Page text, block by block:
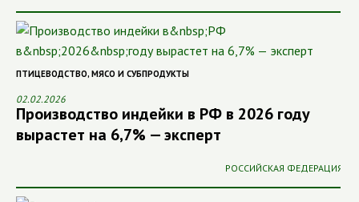
ПТИЦЕВОДСТВО, МЯСО И СУБПРОДУКТЫ
02.02.2026
Производство индейки в РФ в 2026 году
вырастет на 6,7% — эксперт
РОССИЙСКАЯ ФЕДЕРАЦИЯ